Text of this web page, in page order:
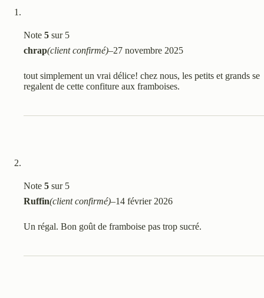
Note 5 sur 5
chrap(client confirmé)–27 novembre 2025
tout simplement un vrai délice! chez nous, les petits et grands se
regalent de cette confiture aux framboises.
Note 5 sur 5
Ruffin(client confirmé)–14 février 2026
Un régal. Bon goût de framboise pas trop sucré.